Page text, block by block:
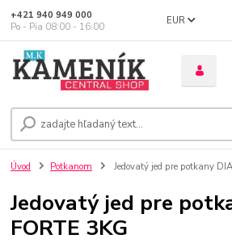
EUR
+421 940 949 000
Po - Pia 08:00 - 16:00
Úvod Potkanom Jedovatý jed pre potkany
Jedovatý jed pre
FORTE 3KG